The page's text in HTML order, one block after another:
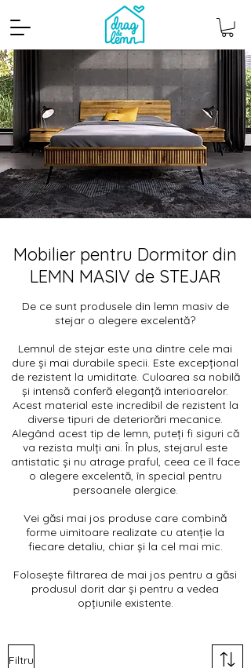
Mobilier pentru Dormitor din
LEMN MASIV de STEJAR
De ce sunt produsele din lemn masiv de
stejar o alegere excelentă?
Lemnul de stejar este una dintre cele mai
dure și mai durabile specii. Este excepțional
de rezistent la umiditate. Culoarea sa nobilă
și intensă conferă eleganță interioarelor.
Acest material este incredibil de rezistent la
diverse tipuri de deteriorări mecanice.
Alegând acest tip de lemn, puteți fi siguri că
va rezista mulți ani. În plus, stejarul este
antistatic și nu atrage praful, ceea ce îl face
o alegere excelentă, în special pentru
persoanele alergice.
Vei găsi mai jos produse care combină
forme uimitoare realizate cu atenție la
fiecare detaliu, chiar și la cel mai mic.
Folosește filtrarea de mai jos pentru a găsi
produsul dorit dar și pentru a vedea
opțiunile existente.
Filtru